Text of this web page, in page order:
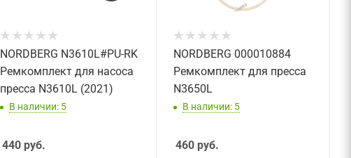
NORDBERG N3610L#PU-RK
Ремкомплект для насоса
пресса N3610L (2021)
В наличии: 5
440руб.
NORDBERG 000010884
Ремкомплект для пресса
N3650L
В наличии: 5
460руб.